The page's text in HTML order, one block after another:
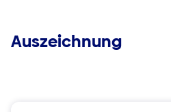
Auszeichnung